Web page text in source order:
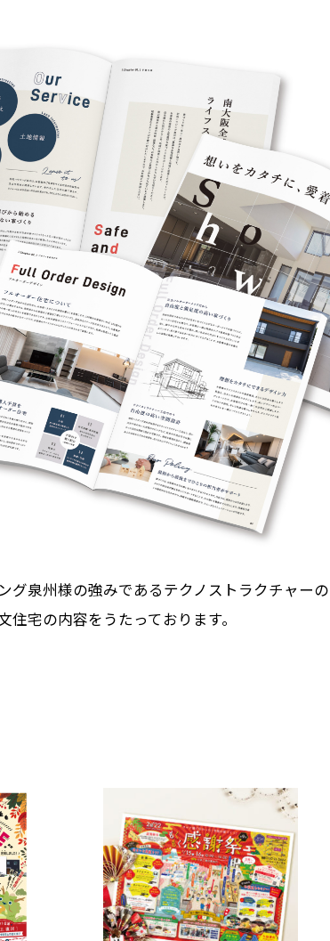
グ泉州様の強みであるテクノストラクチャー
住宅の内容をうたっております。